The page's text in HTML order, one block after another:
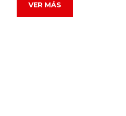
VER MÁS